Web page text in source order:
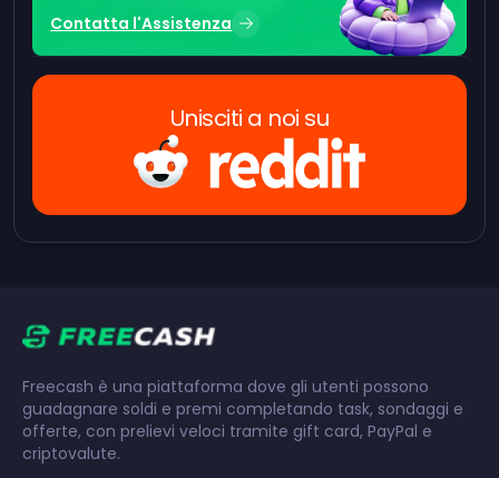
Contatta l'Assistenza
Unisciti a noi su
Freecash è una piattaforma dove gli utenti possono
guadagnare soldi e premi completando task, sondaggi e
offerte, con prelievi veloci tramite gift card, PayPal e
criptovalute.